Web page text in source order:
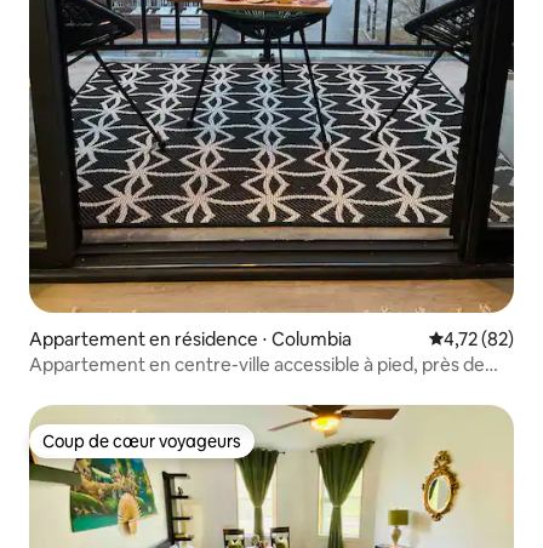
Appartement en résidence ⋅ Columbia Évaluation
4,72 (82)
Appartement en centre-ville accessible à pied, près de
Coup de cœur voyageurs
Coup de cœur voyageurs